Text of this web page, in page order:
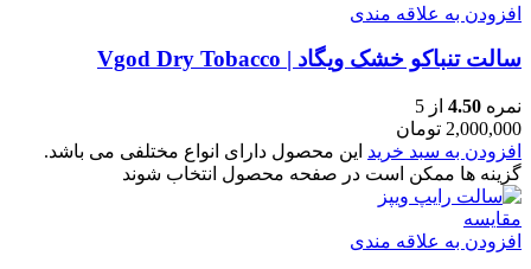
افزودن به علاقه مندی
سالت تنباکو خشک ویگاد | Vgod Dry Tobacco
نمره 4.50 از 5
2,000,000 تومان
افزودن به سبد خرید این محصول دارای انواع مختلفی می باشد.
گزینه ها ممکن است در صفحه محصول انتخاب شوند
مقایسه
افزودن به علاقه مندی